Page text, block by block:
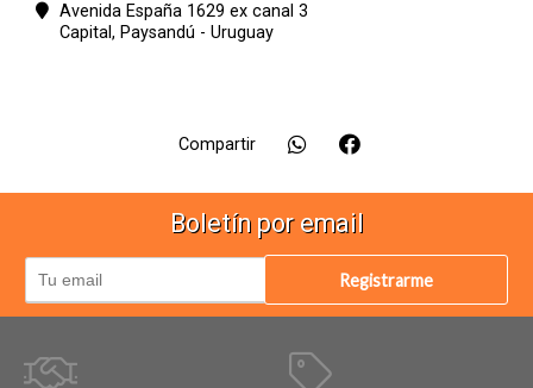
Avenida España 1629 ex canal 3
Capital, Paysandú - Uruguay
Compartir
Boletín por email
Registrarme